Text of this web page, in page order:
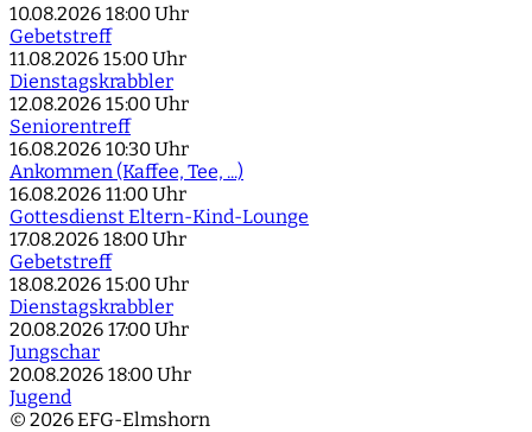
10.08.2026 18:00 Uhr
Gebetstreff
11.08.2026 15:00 Uhr
Dienstagskrabbler
12.08.2026 15:00 Uhr
Seniorentreff
16.08.2026 10:30 Uhr
Ankommen (Kaffee, Tee, ...)
16.08.2026 11:00 Uhr
Gottesdienst Eltern-Kind-Lounge
17.08.2026 18:00 Uhr
Gebetstreff
18.08.2026 15:00 Uhr
Dienstagskrabbler
20.08.2026 17:00 Uhr
Jungschar
20.08.2026 18:00 Uhr
Jugend
© 2026 EFG-Elmshorn